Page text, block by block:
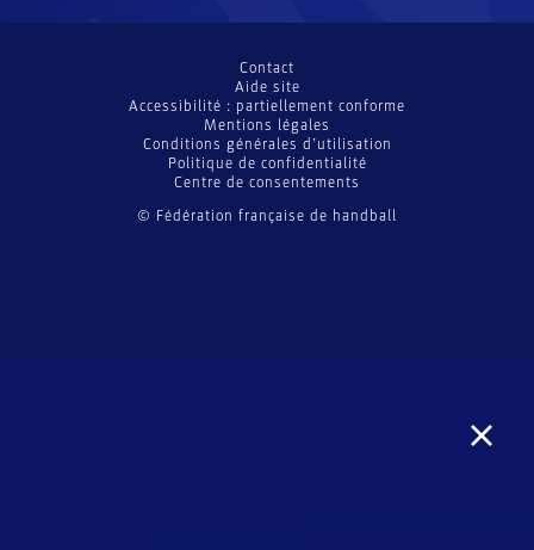
© Fédération française de handball
Contact
Aide site
Accessibilité : partiellement conforme
Mentions légales
Conditions générales d’utilisation
Politique de confidentialité
Centre de consentements